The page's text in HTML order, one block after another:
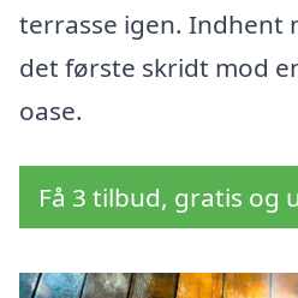
terrasse igen. Indhent
det første skridt mod
oase.
Få 3 tilbud, gratis og